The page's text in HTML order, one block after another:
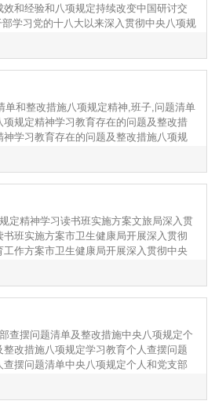
和经验和八项规定持续改变中国研讨交
学习党的十八大以来深入贯彻中央八项规
定持续改变中国心得体会,8学,1目录在住
八项规定持续改变中国研
单和整改措施八项规定精神,班子,问题清单
规定精神学习教育存在的问题及整改措
学习教育存在的问题及整改措施八项规
措施八项规定精神,班子,12025年度第二季
年度第二季度村
定精神学习读书班实施方案文旅局深入贯
班实施方案市卫生健康局开展深入贯彻
作方案市卫生健康局开展深入贯彻中央
案市委宣传部深入贯彻中央八项规定,1精
题清单对照查摆问题清单一,形式
查摆问题清单及整改措施中央八项规定个
改措施八项规定学习教育个人查摆问题
摆问题清单中央八项规定个人和党支部
八项规定个人和党支部查摆问题清
央八项规定精神学习教育进度计